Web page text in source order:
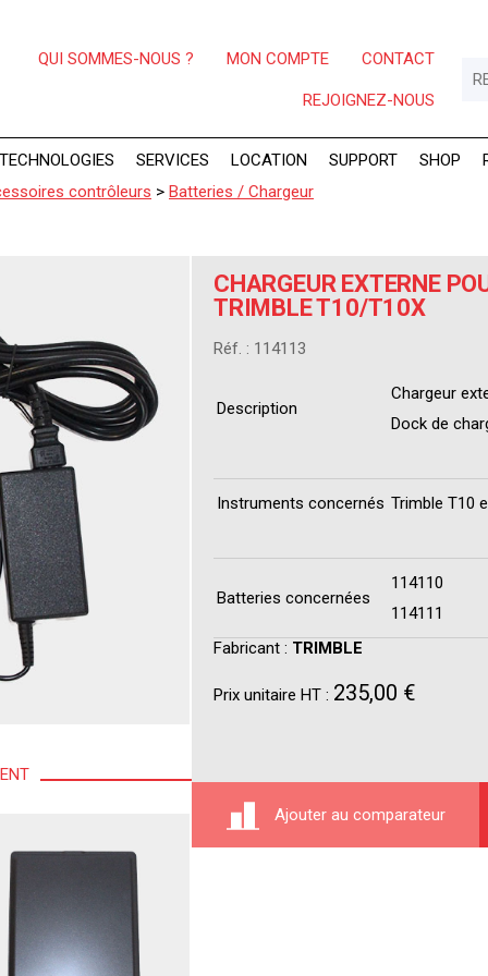
QUI SOMMES-NOUS ? MON COMPTE CONTACT
REJOIGNEZ-NOUS
TECHNOLOGIES SERVICES LOCATION SUPPORT SHOP
contrôleurs > Batteries / Chargeur
CHARGEUR EXTERNE
TRIMBLE T10/T10X
Réf. : 114113
Description
Chargeur
Dock de
Instruments concernés Trimble T10
Batteries concernées
114110
114111
Fabricant : TRIMBLE
Prix unitaire HT : 235,00 €
Ajouter au comparateur